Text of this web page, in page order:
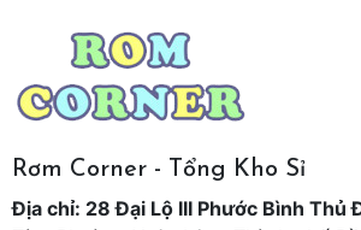
Rơm Corner - Tổng Kho Sỉ
Địa chỉ: 28 Đại Lộ III Phước Bình Thủ